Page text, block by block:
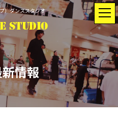
最新情報
）ダンススタジオ
STUDIO
情報